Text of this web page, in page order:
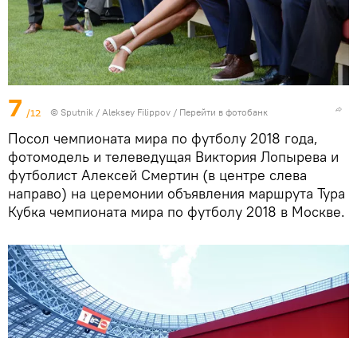
7 /12 © Sputnik / Aleksey Filippov / Перейти в фотобанк
Посол чемпионата мира по футболу 2018 года,
фотомодель и телеведущая Виктория Лопырева и
футболист Алексей Смертин (в центре слева
направо) на церемонии объявления маршрута Тура
Кубка чемпионата мира по футболу 2018 в Москве.